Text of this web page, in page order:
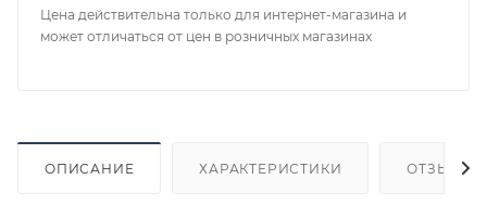
Цена действительна только для интернет-магазина и
может отличаться от цен в розничных магазинах
ОПИСАНИЕ ХАРАКТЕРИСТИКИ ОТЗЫВЫ